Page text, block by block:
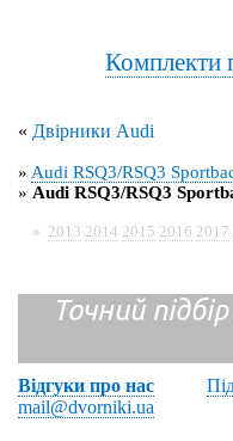
Комплекти
« Двірники Audi
» Audi RSQ3/RSQ3
» Audi RSQ3/RSQ3
» 2013 2014 2015 2016 2017
Точний
Відгуки про нас
mail@dvorniki.ua